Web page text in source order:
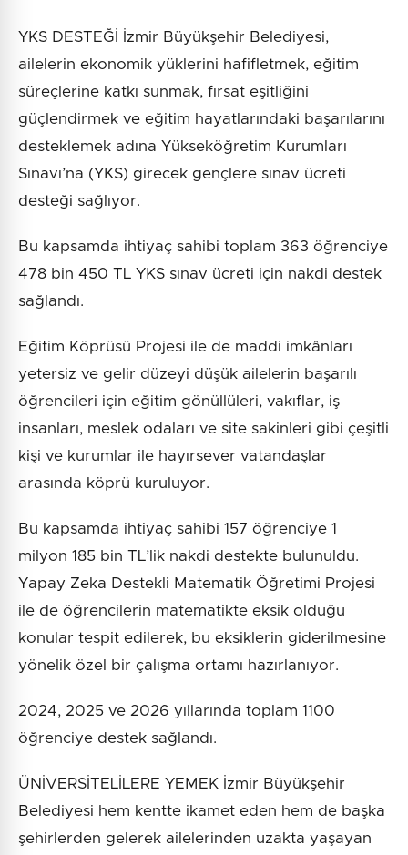
YKS DESTEĞİ İzmir Büyükşehir Belediyesi,
ailelerin ekonomik yüklerini hafifletmek, eğitim
süreçlerine katkı sunmak, fırsat eşitliğini
güçlendirmek ve eğitim hayatlarındaki başarılarını
desteklemek adına Yükseköğretim Kurumları
Sınavı’na (YKS) girecek gençlere sınav ücreti
desteği sağlıyor.
Bu kapsamda ihtiyaç sahibi toplam 363 öğrenciye
478 bin 450 TL YKS sınav ücreti için nakdi destek
sağlandı.
Eğitim Köprüsü Projesi ile de maddi imkânları
yetersiz ve gelir düzeyi düşük ailelerin başarılı
öğrencileri için eğitim gönüllüleri, vakıflar, iş
insanları, meslek odaları ve site sakinleri gibi çeşitli
kişi ve kurumlar ile hayırsever vatandaşlar
arasında köprü kuruluyor.
Bu kapsamda ihtiyaç sahibi 157 öğrenciye 1
milyon 185 bin TL’lik nakdi destekte bulunuldu.
Yapay Zeka Destekli Matematik Öğretimi Projesi
ile de öğrencilerin matematikte eksik olduğu
konular tespit edilerek, bu eksiklerin giderilmesine
yönelik özel bir çalışma ortamı hazırlanıyor.
2024, 2025 ve 2026 yıllarında toplam 1100
öğrenciye destek sağlandı.
ÜNİVERSİTELİLERE YEMEK İzmir Büyükşehir
Belediyesi hem kentte ikamet eden hem de başka
şehirlerden gelerek ailelerinden uzakta yaşayan